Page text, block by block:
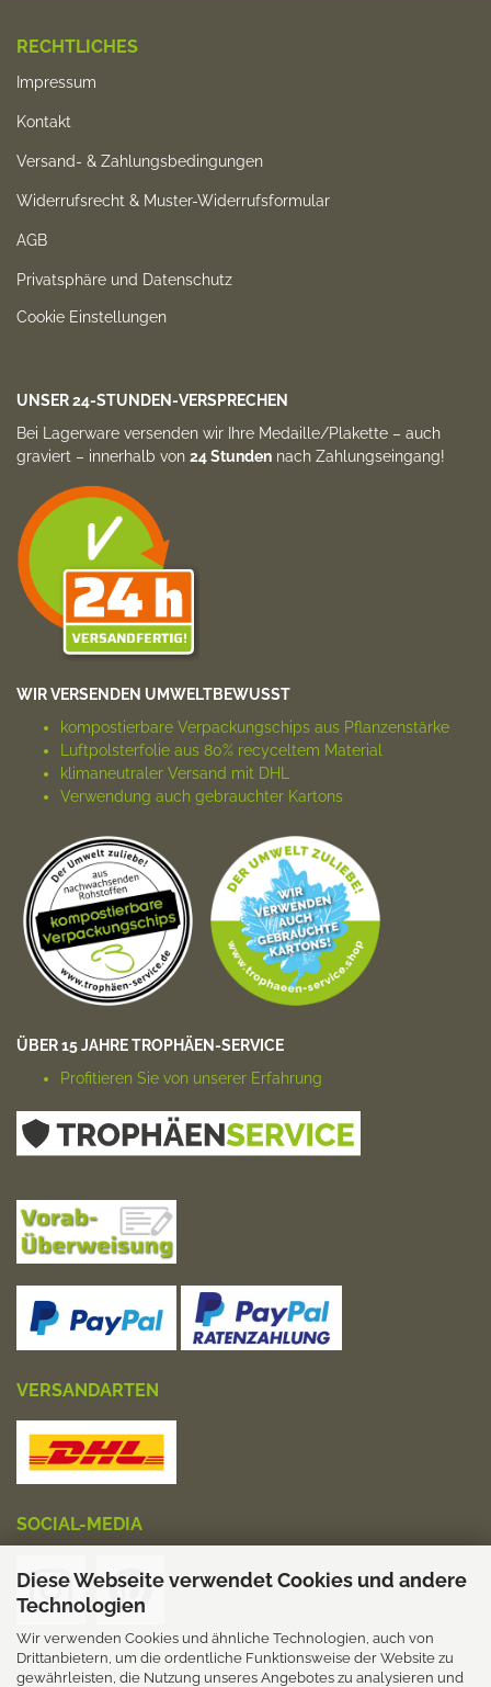
Diese Webseite verwendet Cookies und andere
Technologien
Wir verwenden Cookies und ähnliche Technologien, auch von
Drittanbietern, um die ordentliche Funktionsweise der Website zu
gewährleisten, die Nutzung unseres Angebotes zu analysieren und
RECHTLICHES
Impressum
Kontakt
Versand- & Zahlungsbedingungen
Widerrufsrecht & Muster-Widerrufsformular
AGB
Privatsphäre und Datenschutz
Cookie Einstellungen
UNSER 24-STUNDEN-VERSPRECHEN
Bei Lagerware versenden wir Ihre Medaille/Plakette – auch
graviert – innerhalb von 24 Stunden nach Zahlungs­eingang!
WIR VERSENDEN UMWELTBEWUSST
kompostierbare Verpackungs­chips aus Pflanzenstärke
Luftpolsterfolie aus 80% recyceltem Material
klimaneutraler Versand mit DHL
Verwendung auch gebrauchter Kartons
ÜBER 15 JAHRE TROPHÄEN-SERVICE
Profitieren Sie von unserer Erfahrung
VERSANDARTEN
SOCIAL-MEDIA
JURISTISCH BETREUT